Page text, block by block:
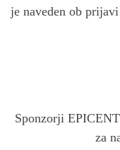
je naveden ob
Sponzorji
za